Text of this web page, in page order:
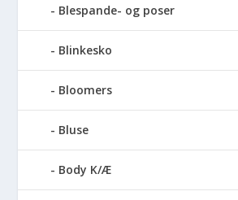
Blespande- og poser
Blinkesko
Bloomers
Bluse
Body K/Æ